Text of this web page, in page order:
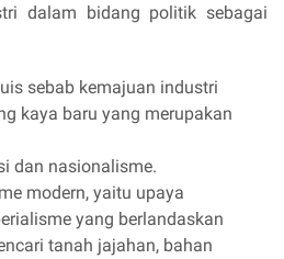
dalam bidang politik sebagai
sebab kemajuan industri
kaya baru yang merupakan
dan nasionalisme.
modern, yaitu upaya
yang berlandaskan
tanah jajahan, bahan